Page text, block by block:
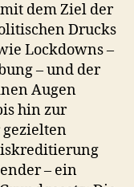
dem Ziel der
Drucks
Lockdowns –
– und der
Augen
hin zur
gezielten
– ein